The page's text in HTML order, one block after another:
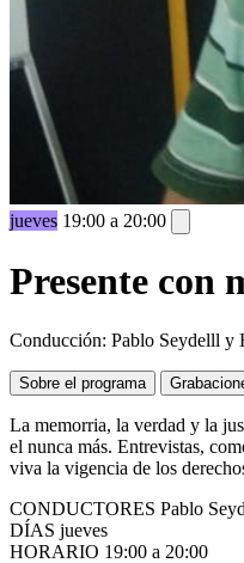
jueves 19:00 a 20:00
Presente con
Conducción: Pablo Seydelll y
Sobre el programa
La memorria, la verdad y la
el nunca más. Entrevistas,
viva la vigencia de los
CONDUCTORES Pablo
DÍAS jueves
HORARIO 19:00 a 20:00